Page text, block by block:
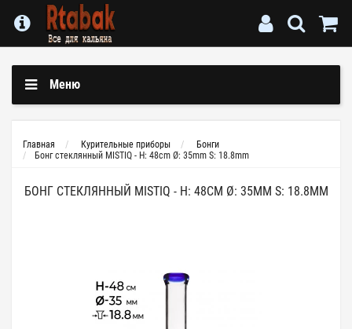
Меню
Главная Курительные приборы
Бонги
Бонг стеклянный MISTIQ - H: 48cm Ø: 35mm S: 18.8mm
БОНГ СТЕКЛЯННЫЙ MISTIQ - H: 48CM Ø: 35MM S: 18.8MM